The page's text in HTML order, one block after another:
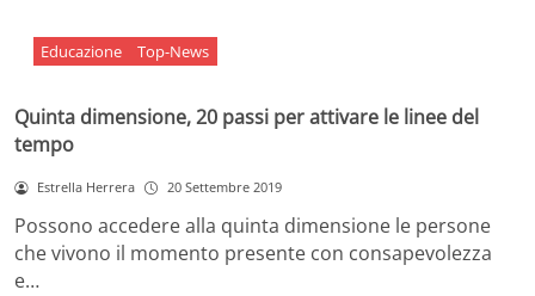
Educazione Top-News
Quinta dimensione, 20 passi per attivare le linee del
tempo
Estrella Herrera 20 Settembre 2019
Possono accedere alla quinta dimensione le persone
che vivono il momento presente con consapevolezza
e…